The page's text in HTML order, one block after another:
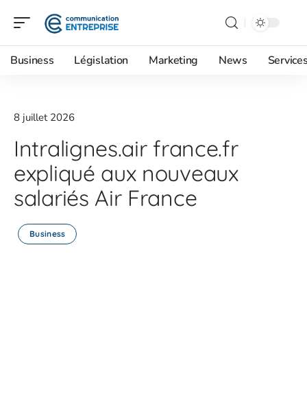
Business Législation Marketing News
8 juillet 2026
Intralignes.air france.fr
expliqué aux nouveaux
salariés Air France
Business